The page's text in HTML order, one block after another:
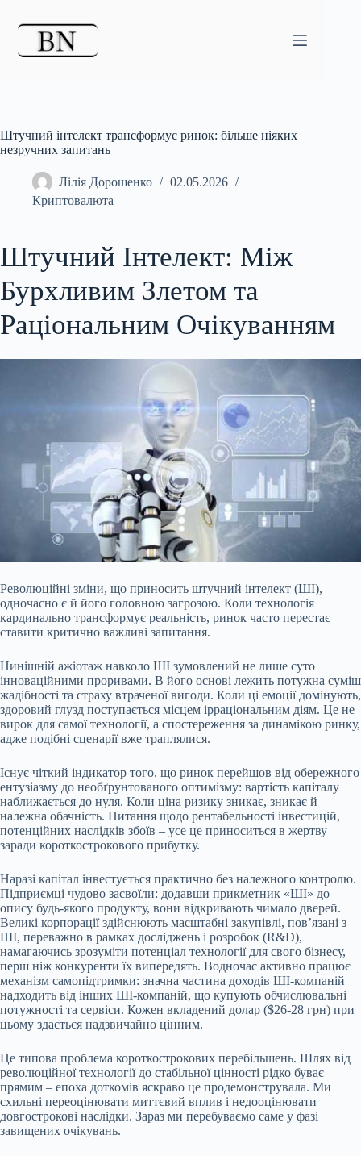
Штучний інтелект трансформує ринок: більше ніяких
незручних запитань
Лілія Дорошенко
02.05.2026
Криптовалюта
Штучний Інтелект: Між
Бурхливим Злетом та
Раціональним Очікуванням
Революційні зміни, що приносить штучний інтелект (ШІ),
одночасно є й його головною загрозою. Коли технологія
кардинально трансформує реальність, ринок часто перестає
ставити критично важливі запитання.
Нинішній ажіотаж навколо ШІ зумовлений не лише суто
інноваційними проривами. В його основі лежить потужна суміш
жадібності та страху втраченої вигоди. Коли ці емоції домінують,
здоровий глузд поступається місцем ірраціональним діям. Це не
вирок для самої технології, а спостереження за динамікою ринку,
адже подібні сценарії вже траплялися.
Існує чіткий індикатор того, що ринок перейшов від обережного
ентузіазму до необґрунтованого оптимізму: вартість капіталу
наближається до нуля. Коли ціна ризику зникає, зникає й
належна обачність. Питання щодо рентабельності інвестицій,
потенційних наслідків збоїв – усе це приноситься в жертву
заради короткострокового прибутку.
Наразі капітал інвестується практично без належного контролю.
Підприємці чудово засвоїли: додавши прикметник «ШІ» до
опису будь-якого продукту, вони відкривають чимало дверей.
Великі корпорації здійснюють масштабні закупівлі, пов’язані з
ШІ, переважно в рамках досліджень і розробок (R&D),
намагаючись зрозуміти потенціал технології для свого бізнесу,
перш ніж конкуренти їх випередять. Водночас активно працює
механізм самопідтримки: значна частина доходів ШІ-компаній
надходить від інших ШІ-компаній, що купують обчислювальні
потужності та сервіси. Кожен вкладений долар ($26-28 грн) при
цьому здається надзвичайно цінним.
Це типова проблема короткострокових перебільшень. Шлях від
революційної технології до стабільної цінності рідко буває
прямим – епоха доткомів яскраво це продемонструвала. Ми
схильні переоцінювати миттєвий вплив і недооцінювати
довгострокові наслідки. Зараз ми перебуваємо саме у фазі
завищених очікувань.